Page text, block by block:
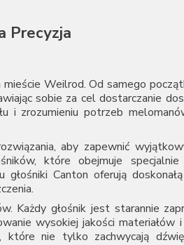
Precyzja
Weilrod. Od samego
sobie za cel dostarczanie
i zrozumieniu potrzeb
aby zapewnić
które obejmuje specjalnie
Canton oferują
Każdy głośnik jest starannie
wysokiej jakości materiałów
które nie tylko zachwycają